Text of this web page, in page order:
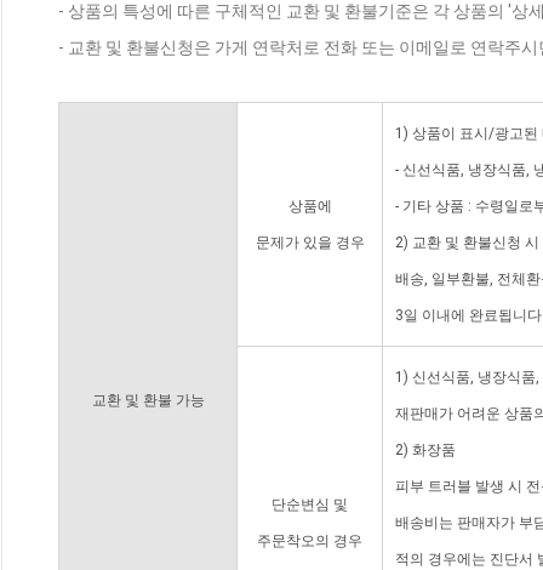
- 상품의 특성에 따른 구체적인 교환 및 환불기준은 각 상품의 '상
- 교환 및 환불신청은 가게 연락처로 전화 또는 이메일로 연락주
교환 및 환불 가능
상품에
문제가 있을 경우
1) 상품이 표시/광고된
- 신선식품, 냉장식품,
- 기타 상품 : 수령일로
2) 교환 및 환불신청
배송, 일부환불, 전체
3일 이내에 완료됩니
단순변심 및
주문착오의 경우
1) 신선식품, 냉장식품
재판매가 어려운 상품
2) 화장품
피부 트러블 발생 시
배송비는 판매자가 부
적의 경우에는 진단서